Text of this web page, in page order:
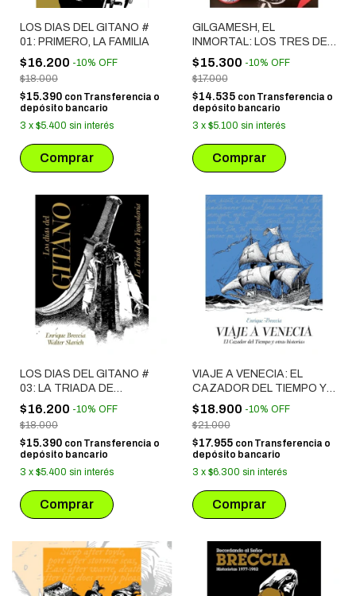
LOS DIAS DEL GITANO #
01: PRIMERO, LA FAMILIA
$16.200 -10% OFF
$18.000
$15.390 con Transferencia o
depósito bancario
3 x $5.400 sin interés
GILGAMESH, EL
INMORTAL: LOS TRES DEL
MAR + CUARTO ESPACIO
$15.300 -10% OFF
$17.000
$14.535 con Transferencia o
depósito bancario
3 x $5.100 sin interés
LOS DIAS DEL GITANO #
03: LA TRIADA DE
YUGOSLAVIA
$16.200 -10% OFF
$18.000
$15.390 con Transferencia o
depósito bancario
3 x $5.400 sin interés
VIAJE A VENECIA: EL
CAZADOR DEL TIEMPO Y
OTRAS HISTORIAS
$18.900 -10% OFF
$21.000
$17.955 con Transferencia o
depósito bancario
3 x $6.300 sin interés